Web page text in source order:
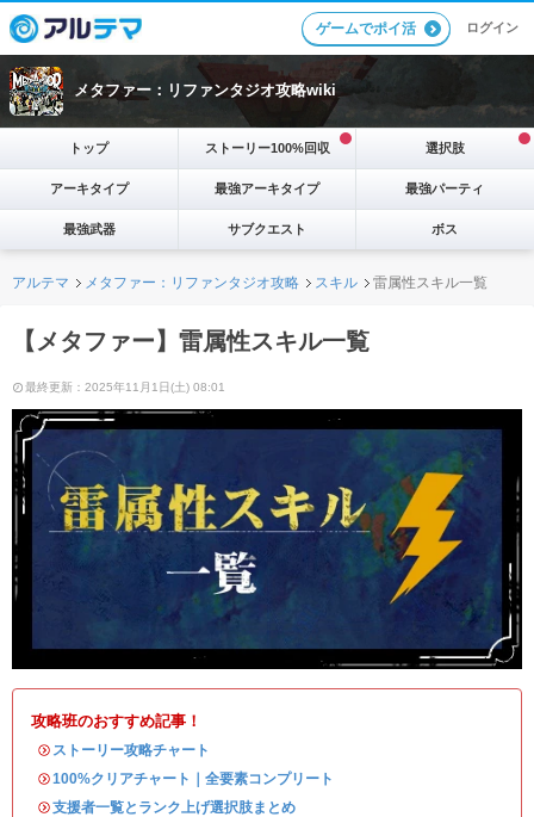
ゲームでポイ活 ログイン
メタファー：リファンタジオ攻略wiki
トップ ストーリー100%回収 選択肢
アーキタイプ 最強アーキタイプ 最強パーティ
最強武器 サブクエスト ボス
アルテマ メタファー：リファンタジオ攻略 スキル 雷属性スキル一覧
【メタファー】雷属性スキル一覧
最終更新：2025年11月1日(土) 08:01
攻略班のおすすめ記事！
・ ストーリー攻略チャート
・100%クリアチャート｜全要素コンプリート
・支援者一覧とランク上げ選択肢まとめ